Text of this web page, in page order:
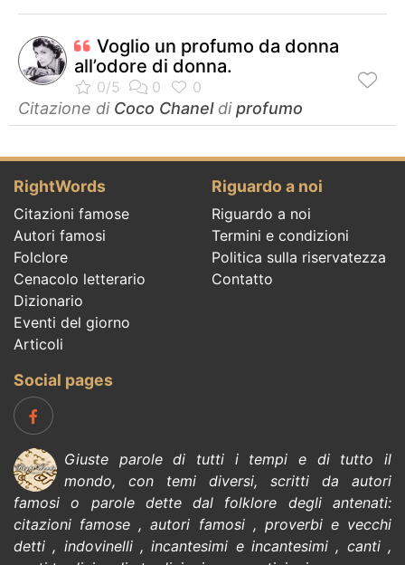
Voglio un profumo da donna
all’odore di donna.
Citazione di Coco Chaneldiprofumo
RightWords
Citazioni famose
Autori famosi
Folclore
Cenacolo letterario
Dizionario
Eventi del giorno
Articoli
Riguardo a noi
Riguardo a noi
Termini e condizioni
Politica sulla riservatezza
Contatto
Social pages
Giuste parole di tutti i tempi e di tutto il
mondo, con temi diversi, scritti da autori
famosi o parole dette dal folklore degli antenati:
citazioni famose ,autori famosi, proverbi e vecchi
detti , indovinelli,incantesimi e incantesimi , canti,